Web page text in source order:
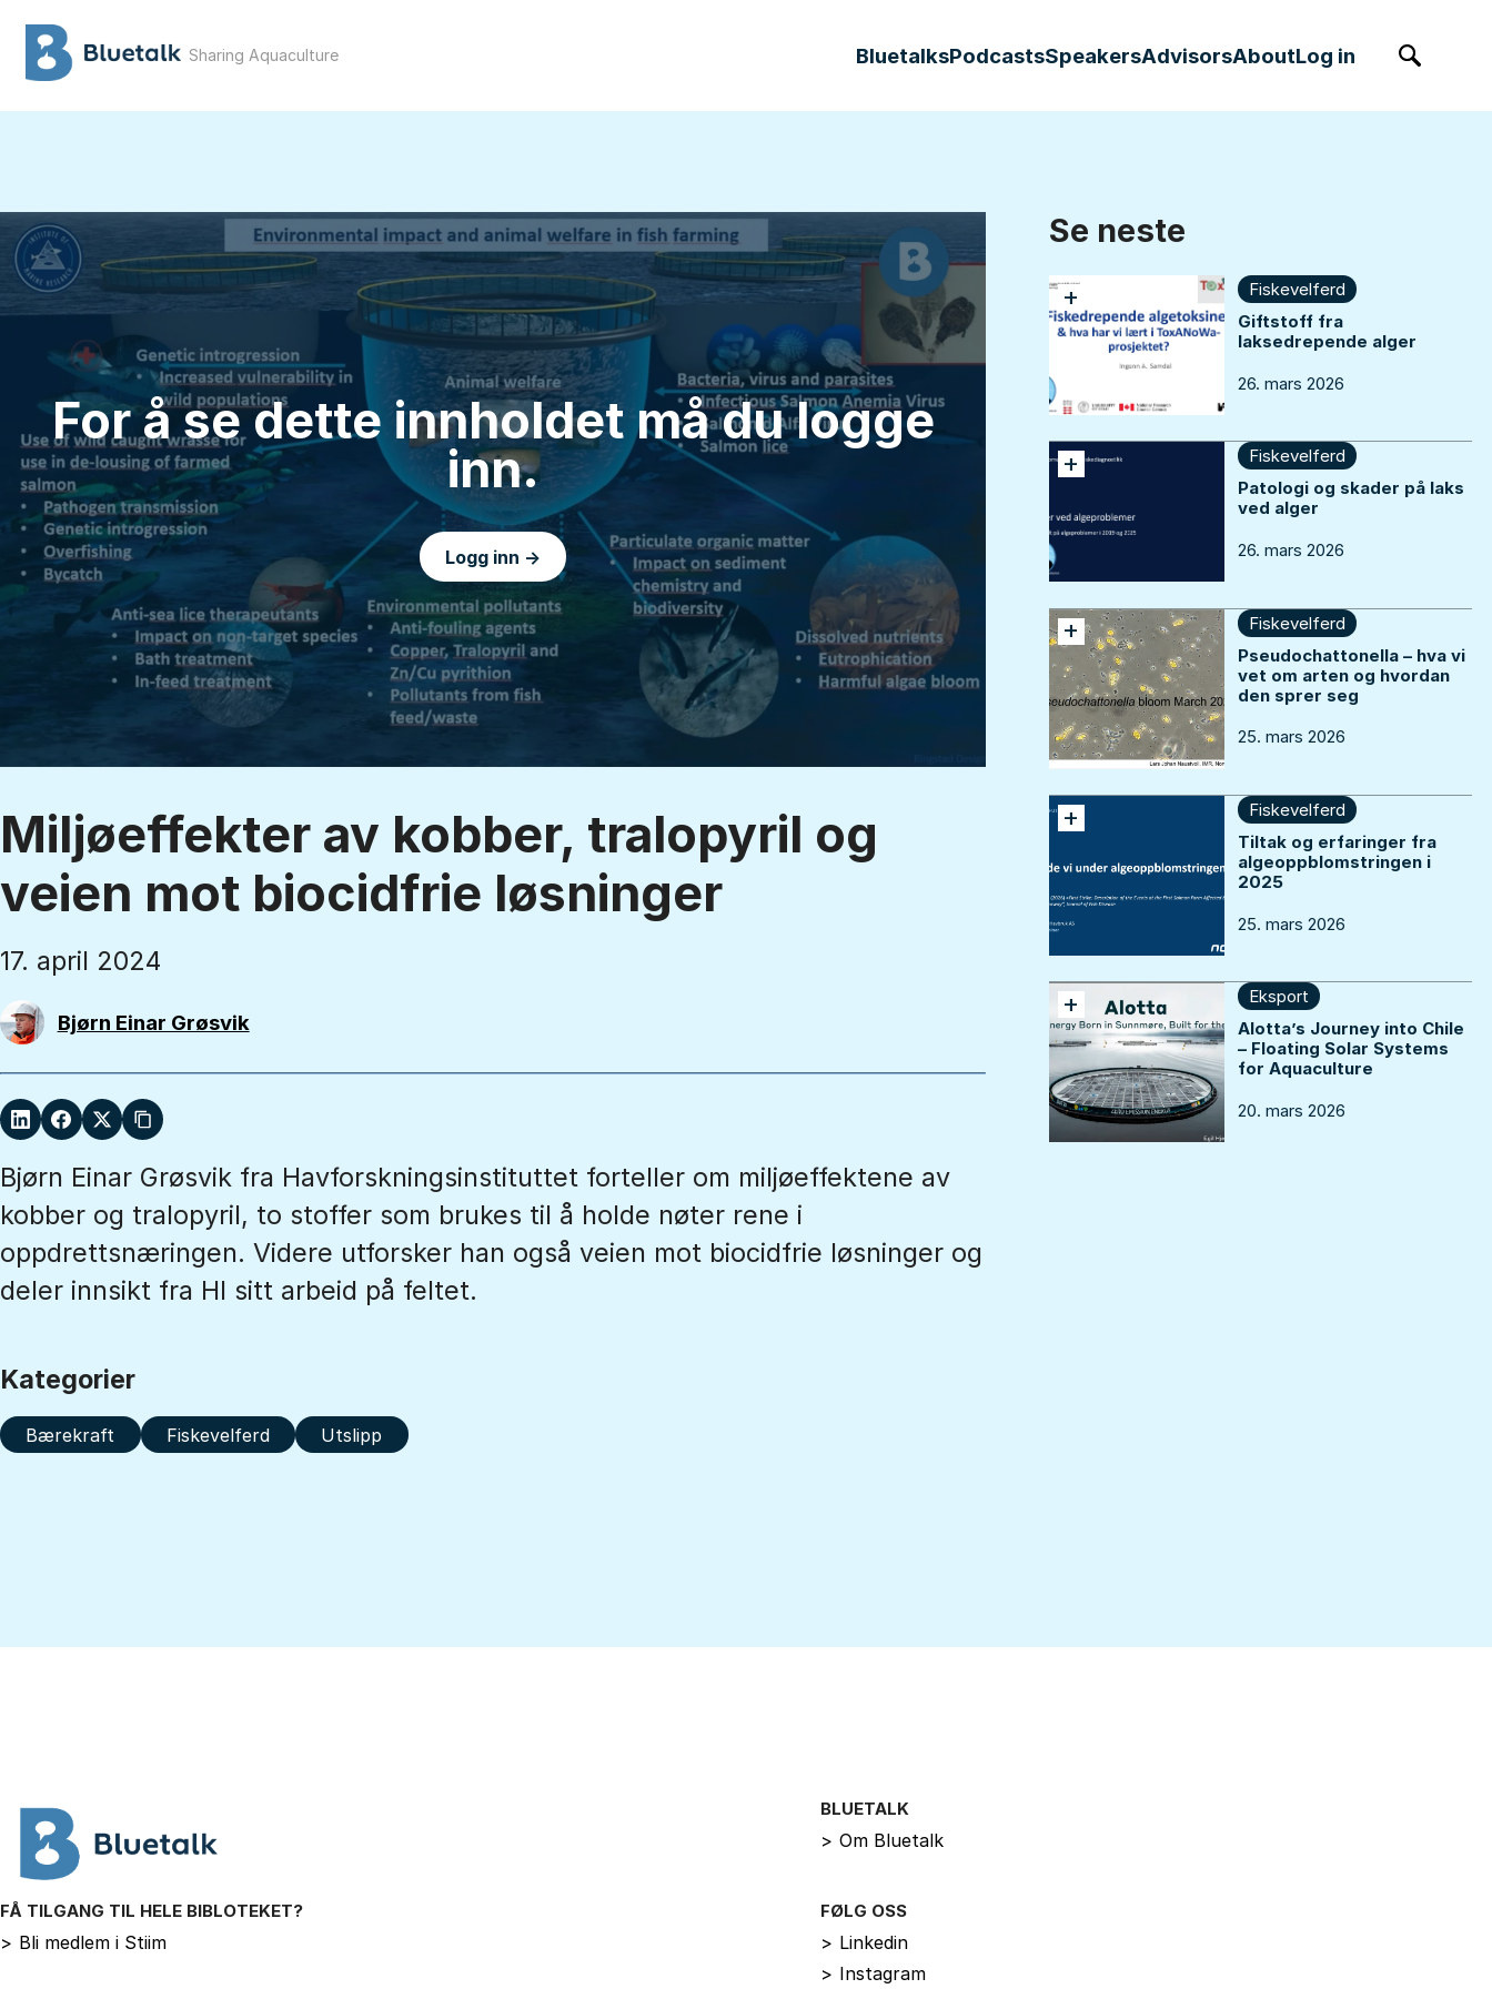
Sharing Aquaculture BluetalksPodcastsSpeakersAdvisorsAboutLog in
For å se dette innholdet må du logge
inn.
Logg inn →
Miljøeffekter av kobber, tralopyril og
veien mot biocidfrie løsninger
17. april 2024
Bjørn Einar Grøsvik
Se neste
+
Fiskevelferd
Giftstoff fra
laksedrepende alger
26. mars 2026
+
Fiskevelferd
Patologi og skader på laks
ved alger
26. mars 2026
+
Fiskevelferd
Pseudochattonella – hva vi
vet om arten og hvordan
den sprer seg
25. mars 2026
+
Fiskevelferd
Tiltak og erfaringer fra
algeoppblomstringen i
2025
25. mars 2026
+
Eksport
Alotta’s Journey into Chile
– Floating Solar Systems
for Aquaculture
20. mars 2026
Bjørn Einar Grøsvik fra Havforskningsinstituttet forteller om miljøeffektene av
kobber og tralopyril, to stoffer som brukes til å holde nøter rene i
oppdrettsnæringen. Videre utforsker han også veien mot biocidfrie løsninger og
deler innsikt fra HI sitt arbeid på feltet.
Kategorier
Bærekraft Fiskevelferd Utslipp
BLUETALK
> Om Bluetalk
FÅ TILGANG TIL HELE BIBLOTEKET?
> Bli medlem i Stiim
FØLG OSS
> Linkedin
> Instagram